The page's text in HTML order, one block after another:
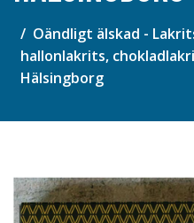
Oändligt älskad -
hallonlakrits,
Hälsingborg